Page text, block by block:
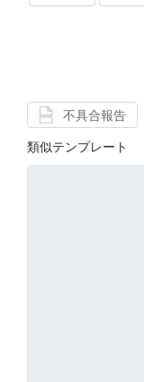
不具合報告
類似テンプレート